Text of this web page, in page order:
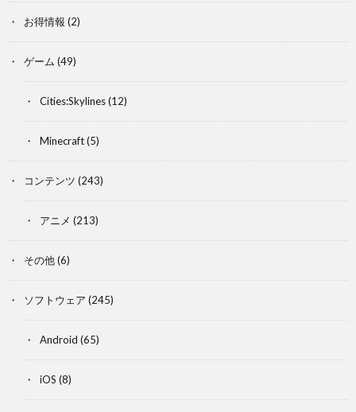
お得情報 (2)
ゲーム (49)
Cities:Skylines(12)
Minecraft(5)
コンテンツ (243)
アニメ (213)
その他(6)
ソフトウェア (245)
Android (65)
iOS (8)